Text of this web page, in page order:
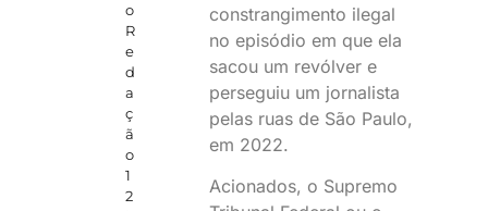
o
R
e
d
a
ç
ã
o
1
2
constrangimento ilegal
no episódio em que ela
sacou um revólver e
perseguiu um jornalista
pelas ruas de São Paulo,
em 2022.
Acionados, o Supremo